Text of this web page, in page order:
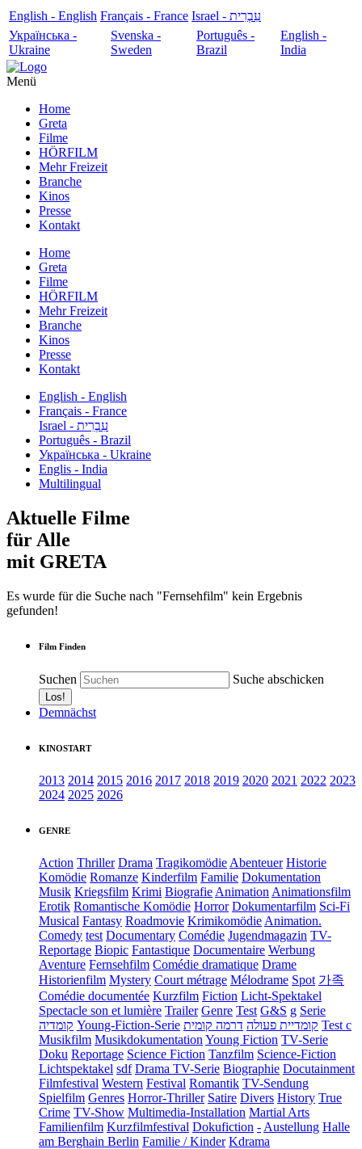
English - English Français - France
עִבְרִית - Israel
Українська -
Ukraine
Svenska -
Sweden
Português -
Brazil
English -
India
Menü
Home
Greta
Filme
HÖRFILM
Mehr Freizeit
Branche
Kinos
Presse
Kontakt
Home
Greta
Filme
HÖRFILM
Mehr Freizeit
Branche
Kinos
Presse
Kontakt
English - English
Français - France
עִבְרִית - Israel
Português - Brazil
Українська - Ukraine
Englis - India
Multilingual
Aktuelle Filme
für Alle
mit GRETA
Es wurde für die Suche nach "Fernsehfilm" kein Ergebnis
gefunden!
Film Finden
Suchen Suche abschicken
Demnächst
KINOSTART
2013 2014 2015 2016 2017 2018 2019 2020 2021 2022 2023
2024 2025 2026
GENRE
Action Thriller Drama Tragikomödie Abenteuer Historie
Komödie Romanze Kinderfilm Familie Dokumentation
Musik Kriegsfilm Krimi Biografie Animation Animationsfilm
Erotik Romantische Komödie Horror Dokumentarfilm Sci-Fi
Musical Fantasy Roadmovie Krimikomödie Animation.
Comedy test Documentary Comédie Jugendmagazin TV-
Reportage Biopic Fantastique Documentaire Werbung
Aventure Fernsehfilm Comédie dramatique Drame
Historienfilm Mystery Court métrage Mélodrame Spot 가족
Comédie documentée Kurzfilm Fiction Licht-Spektakel
Spectacle son et lumière Trailer Genre Test G&S g Serie
קומדיה Young-Fiction-Serie קומדיית פעולה דרמה קומית
Test c
Musikfilm Musikdokumentation Young Fiction TV-Serie
Doku Reportage Science Fiction Tanzfilm Science-Fiction
Lichtspektakel sdf Drama TV-Serie Biographie Docutainment
Filmfestival Western Festival Romantik TV-Sendung
Spielfilm Genres Horror-Thriller Satire Divers History True
Crime TV-Show Multimedia-Installation Martial Arts
Familienfilm Kurzfilmfestival Dokufiction - Austellung Halle
am Berghain Berlin Familie / Kinder Kdrama